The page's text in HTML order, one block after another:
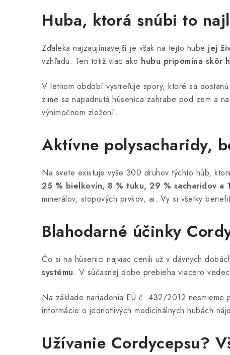
Huba, ktorá snúbi to
Zďaleka najzaujímavejší je však na tejto hube jej
vzhľadu. Ten totiž viac ako hubu pripomína skôr
V letnom období vystreľuje spory, ktoré sa
zime sa napadnutá húsenica zahrabe pod zem a
výnimočnom zložení.
Aktívne polysacharidy,
Na svete existuje vyše 300 druhov týchto húb,
25 % bielkovín, 8 % tuku, 29 % sacharidov a
minerálov, stopových prvkov, ai. Vy si všetky
Blahodarné účinky
Čo si na húsenici najviac cenili už v dávnych
systému. V súčasnej dobe prebieha viacero
Na základe nariadenia EÚ č. 432/2012 nesmieme
informácie o jednotlivých medicinálnych hubách
Užívanie Cordycepsu?